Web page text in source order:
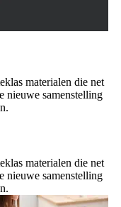
materialen die net
nieuwe samenstelling
materialen die net
nieuwe samenstelling